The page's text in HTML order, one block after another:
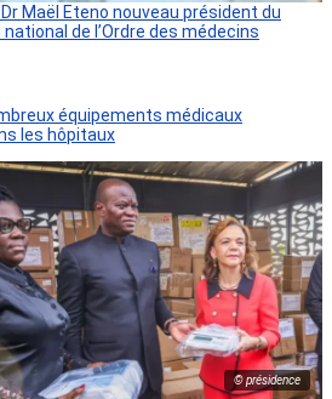
Dr Maël Eteno nouveau président du
national de l’Ordre des médecins
équipements médicaux
les hôpitaux
© présidence